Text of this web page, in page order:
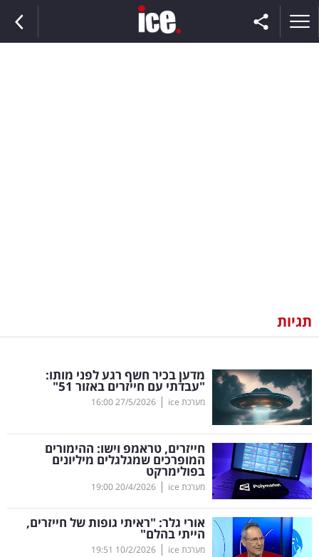
וצרכנות
דיגיטל
וטק
שיווק
ופרסום
משפט
מדדים
ומחקרים
תגיות
מדען בכיר חשף רגע לפני מותו:
"עבדתי עם חייזרים באזור 51"
מערכת ice |
27/5/2026
16:00
חייזרים, טראמפ וישו: ההימורים
המופרכים שמגלגלים מיליונים
בפולימרקט
מערכת ice |
20/4/2026
19:00
אורי גלר: "ראיתי גופות של חייזרים,
הייתי בהלם"
מערכת ice |
10/2/2026
19:51